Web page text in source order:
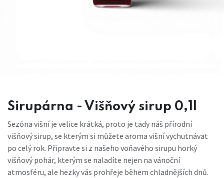
Sirupárna - Višňový sirup 0,1l
Sezóna višní je velice krátká, proto je tady náš přírodní
višňový sirup, se kterým si můžete aroma višní vychutnávat
po celý rok. Připravte si z našeho voňavého sirupu horký
višňový pohár, kterým se naladíte nejen na vánoční
atmosféru, ale hezky vás prohřeje během chladnějších dnů.